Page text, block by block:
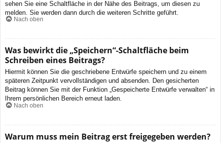
sehen Sie eine Schaltfläche in der Nähe des Beitrags, um diesen zu
melden. Sie werden dann durch die weiteren Schritte geführt.
Nach oben
Was bewirkt die „Speichern“-Schaltfläche beim
Schreiben eines Beitrags?
Hiermit können Sie die geschriebene Entwürfe speichern und zu einem
späteren Zeitpunkt vervollständigen und absenden. Den gesicherten
Beitrag können Sie mit der Funktion „Gespeicherte Entwürfe verwalten“ in
Ihrem persönlichen Bereich erneut laden.
Nach oben
Warum muss mein Beitrag erst freigegeben werden?